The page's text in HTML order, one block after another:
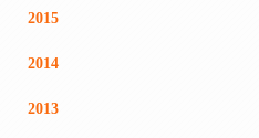
2015
2014
2013